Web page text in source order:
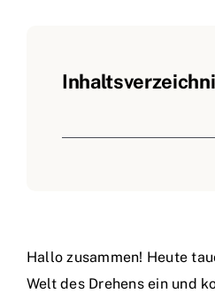
Hallo zusammen! Heute
Welt des Drehens ein und